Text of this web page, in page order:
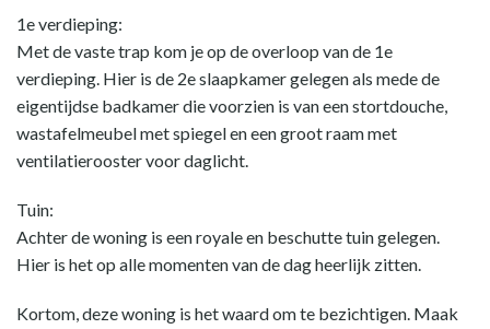
1e verdieping:
Met de vaste trap kom je op de overloop van de 1e
verdieping. Hier is de 2e slaapkamer gelegen als mede de
eigentijdse badkamer die voorzien is van een stortdouche,
wastafelmeubel met spiegel en een groot raam met
ventilatierooster voor daglicht.
Tuin:
Achter de woning is een royale en beschutte tuin gelegen.
Hier is het op alle momenten van de dag heerlijk zitten.
Kortom, deze woning is het waard om te bezichtigen. Maak